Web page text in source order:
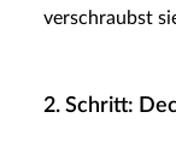
verschraubst
2. Schritt: